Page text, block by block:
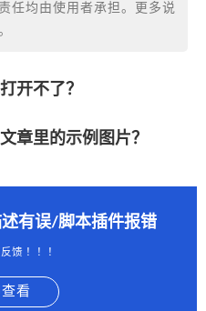
任均由使用者承担。更多说
开不了？
章里的示例图片？
有误/脚本插件报错
馈 ！！！
看